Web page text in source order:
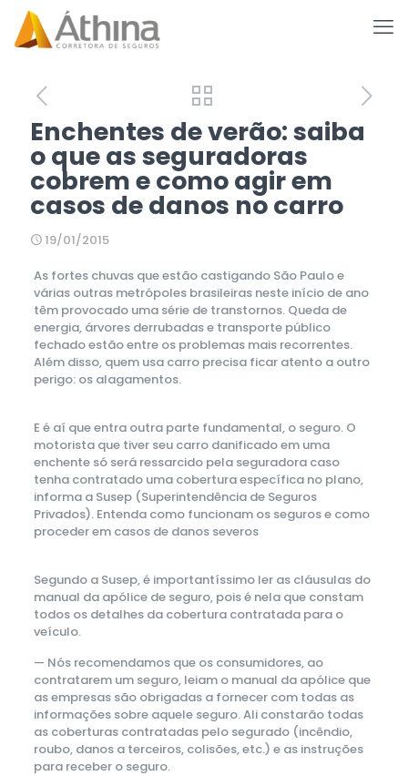
Enchentes de verão: saiba
o que as seguradoras
cobrem e como agir em
casos de danos no carro
19/01/2015
As fortes chuvas que estão castigando São Paulo e
várias outras metrópoles brasileiras neste início de ano
têm provocado uma série de transtornos. Queda de
energia, árvores derrubadas e transporte público
fechado estão entre os problemas mais recorrentes.
Além disso, quem usa carro precisa ficar atento a outro
perigo: os alagamentos.
E é aí que entra outra parte fundamental, o seguro. O
motorista que tiver seu carro danificado em uma
enchente só será ressarcido pela seguradora caso
tenha contratado uma cobertura específica no plano,
informa a Susep (Superintendência de Seguros
Privados). Entenda como funcionam os seguros e como
proceder em casos de danos severos
Segundo a Susep, é importantíssimo ler as cláusulas do
manual da apólice de seguro, pois é nela que constam
todos os detalhes da cobertura contratada para o
veículo.
— Nós recomendamos que os consumidores, ao
contratarem um seguro, leiam o manual da apólice que
as empresas são obrigadas a fornecer com todas as
informações sobre aquele seguro. Ali constarão todas
as coberturas contratadas pelo segurado (incêndio,
roubo, danos a terceiros, colisões, etc.) e as instruções
para receber o seguro.